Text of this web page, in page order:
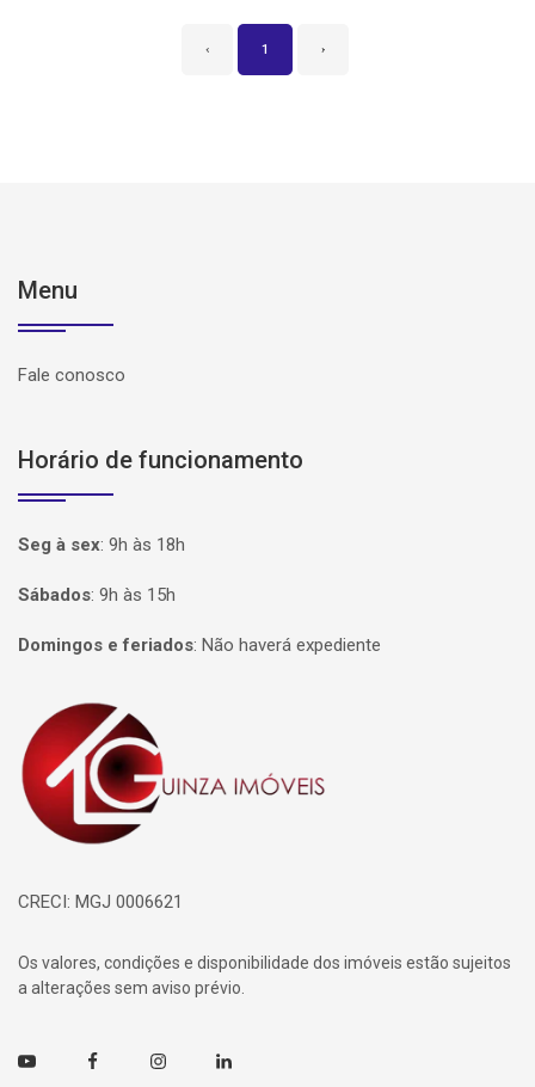
‹ 1 ›
Menu
Fale conosco
Horário de funcionamento
Seg à sex: 9h às 18h
Sábados: 9h às 15h
Domingos e feriados: Não haverá expediente
Página inicial
CRECI: MGJ 0006621
Os valores, condições e disponibilidade dos imóveis estão sujeitos
a alterações sem aviso prévio.
Youtube FacebookInstagramLinkedin